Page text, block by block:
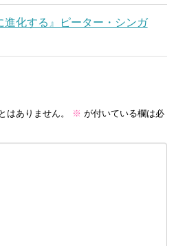
進化する』ピーター・シンガ
はありません。 ※ が付いている欄は必